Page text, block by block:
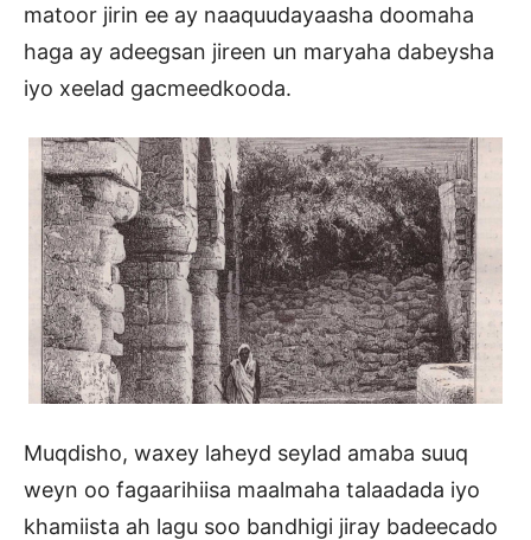
matoor jirin ee ay naaquudayaasha doomaha
haga ay adeegsan jireen un maryaha dabeysha
iyo xeelad gacmeedkooda.
Muqdisho, waxey laheyd seylad amaba suuq
weyn oo fagaarihiisa maalmaha talaadada iyo
khamiista ah lagu soo bandhigi jiray badeecado